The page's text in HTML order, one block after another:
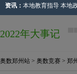
资讯： 本地教育指导 本地
2022年大事记
奥数郑州站 > 奥数竞赛 > 郑